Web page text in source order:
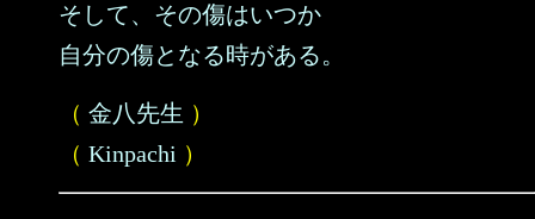
そして、その傷はいつか
自分の傷となる時がある。
（ 金八先生 ）
（ Kinpachi ）